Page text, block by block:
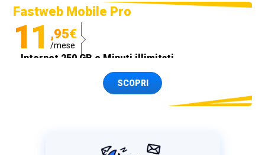
Fastweb Mobile Pro
11 ,95€
/mese
Internet 250 GB e Minuti illimitati
Spedizione SIM GRATISSCOPRI